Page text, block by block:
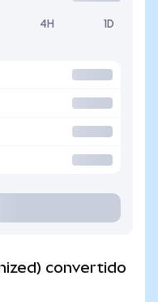
4H 1D
convertido